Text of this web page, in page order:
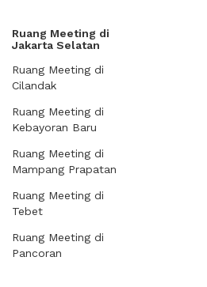
Ruang Meeting di
Jakarta Selatan
Ruang Meeting di
Cilandak
Ruang Meeting di
Kebayoran Baru
Ruang Meeting di
Mampang Prapatan
Ruang Meeting di
Tebet
Ruang Meeting di
Pancoran